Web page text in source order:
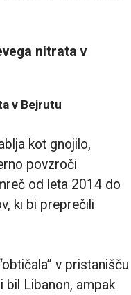
v Bejrutu
kot gnojilo,
povzroči
od leta 2014 do
ki bi preprečili
v pristanišču
bil Libanon, ampak